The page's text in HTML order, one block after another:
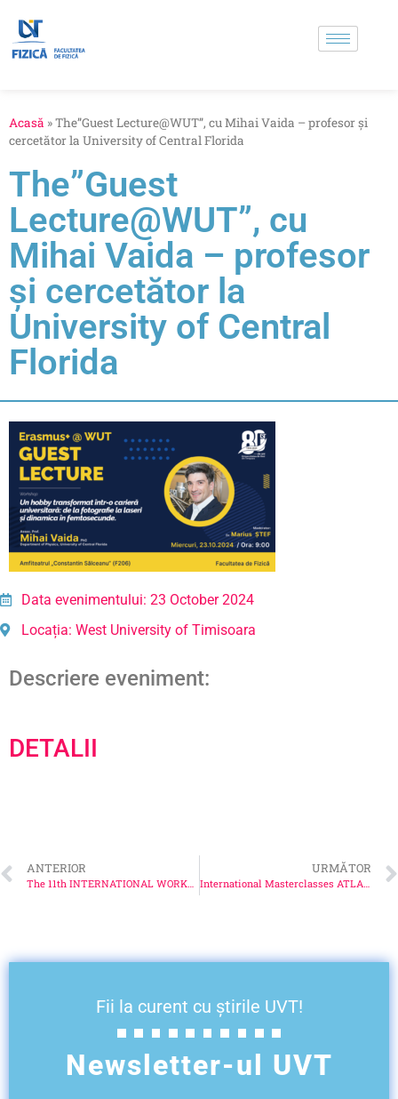
Acasă »The”Guest Lecture@WUT”, cu Mihai Vaida – profesor și
cercetător la University of Central Florida
The”Guest
Lecture@WUT”, cu
Mihai Vaida – profesor
și cercetător la
University of Central
Florida
Data evenimentului: 23 October 2024
Locația: West University of Timisoara
Descriere eveniment:
DETALII
ANTERIOR URMĂTOR
International Masterclasses ATLAS – Hands on Particle Physics
Fii la curent cu știrile UVT!
Newsletter-ul UVT